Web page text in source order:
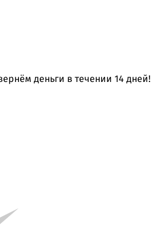
деньги в течении 14 дней!